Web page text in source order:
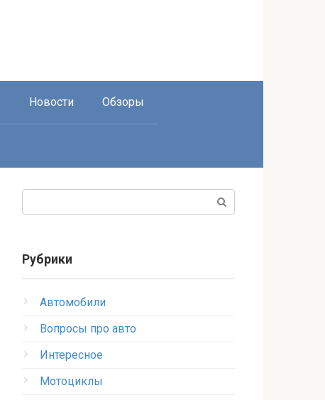
Новости Обзоры
Рубрики
Автомобили
Вопросы про авто
Интересное
Мотоциклы